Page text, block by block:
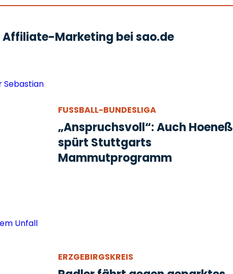
Marketing bei sao.de
FUSSBALL-BUNDESLIGA
„Anspruchsvoll“: Auch Hoeneß
spürt Stuttgarts
Mammutprogramm
ERZGEBIRGSKREIS